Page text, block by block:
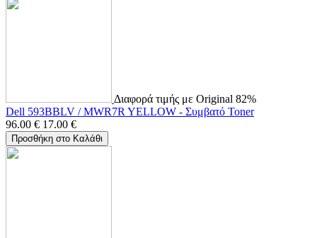
Διαφορά τιμής με Original 82%
Dell 593BBLV / MWR7R YELLOW - Συμβατό Toner
96.00 € 17.00 €
Προσθήκη στο Καλάθι